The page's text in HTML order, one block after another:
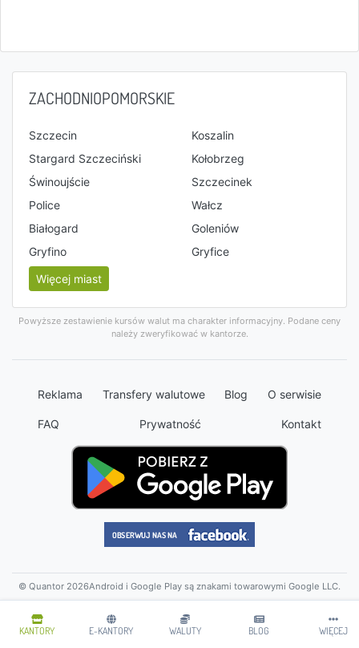
KANTORY E-KANTORY WALUTY BLOG WIĘCEJ
ZACHODNIOPOMORSKIE
Szczecin
Koszalin
Stargard Szczeciński
Kołobrzeg
Świnoujście
Szczecinek
Police
Wałcz
Białogard
Goleniów
Gryfino
Gryfice
Więcej miast
Powyższe zestawienie kursów walut ma charakter informacyjny. Podane ceny
należy zweryfikować w kantorze.
Reklama Transfery walutowe Blog O serwisie
FAQ Prywatność Kontakt
© Quantor 2026Android i Google Play są znakami towarowymi Google LLC.